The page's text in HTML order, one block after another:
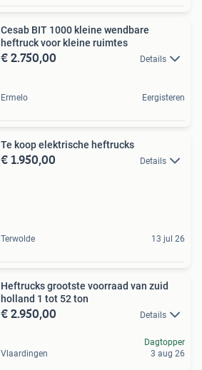
Cesab BIT 1000 kleine wendbare
heftruck voor kleine ruimtes
€ 2.750,00 Details
Ermelo Eergisteren
Te koop elektrische heftrucks
€ 1.950,00 Details
Terwolde 13 jul 26
Heftrucks grootste voorraad van zuid
holland 1 tot 52 ton
€ 2.950,00 Details
Vlaardingen
Dagtopper
3 aug 26